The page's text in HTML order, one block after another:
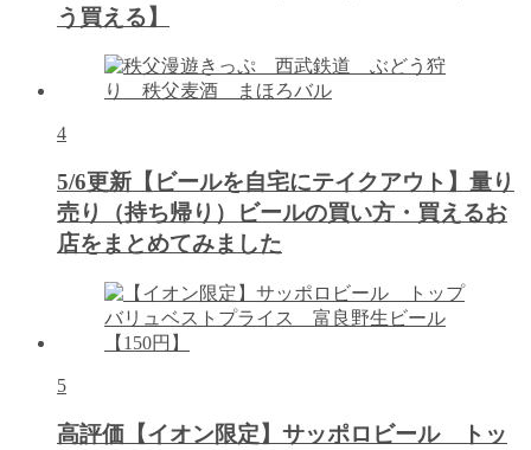
う買える】
4
5/6更新【ビールを自宅にテイクアウト】量り
売り（持ち帰り）ビールの買い方・買えるお
店をまとめてみました
5
高評価【イオン限定】サッポロビール トッ